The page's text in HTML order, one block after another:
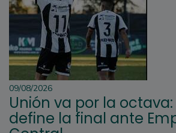
09/08/2026
Unión va por la octava:
define la final ante